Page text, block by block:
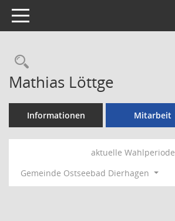
Toggle navigation
Rechercheauswahl
Mathias Löttge
Informationen Mitarbeit
aktuelle Wahlperiode
Gemeinde Ostseebad Dierhagen